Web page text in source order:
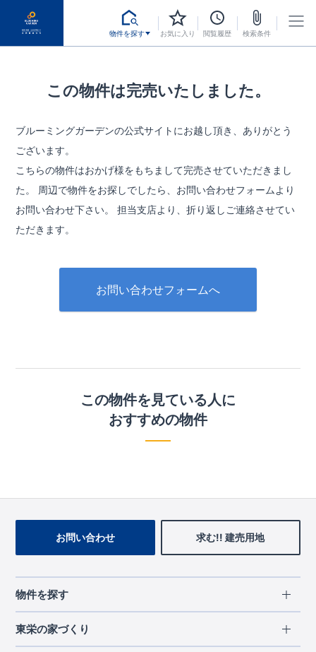
物件を探す お気に入り 閲覧履歴 検索条件
この物件は完売いたしました。
ブルーミングガーデンの公式サイトにお越し頂き、ありがとう
ございます。
こちらの物件はおかげ様をもちまして完売させていただきまし
た。
周辺で物件をお探しでしたら、お問い合わせフォームより
お問い合わせ下さい。
担当支店より、折り返しご連絡させてい
ただきます。
お問い合わせフォームへ
この物件を見ている人に
おすすめの物件
お問い合わせ 求む!! 建売用地
物件を探す
エリアから探す
北海道・東北
東栄の家づくり